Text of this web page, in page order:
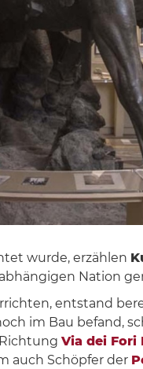
wurde, erzählen
Nation
entstand
im Bau befand,
Via dei Fori
auch Schöpfer der